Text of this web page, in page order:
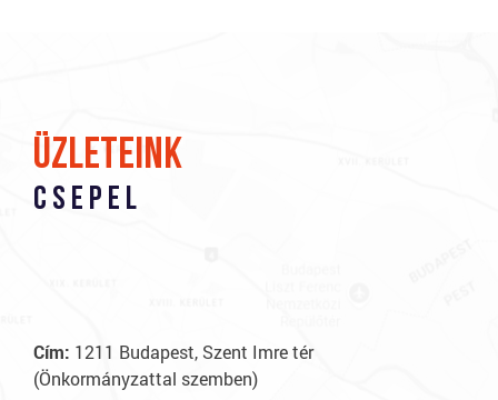
üzleteink
Csepel
Cím: 1211 Budapest, Szent Imre tér
(Önkormányzattal szemben)